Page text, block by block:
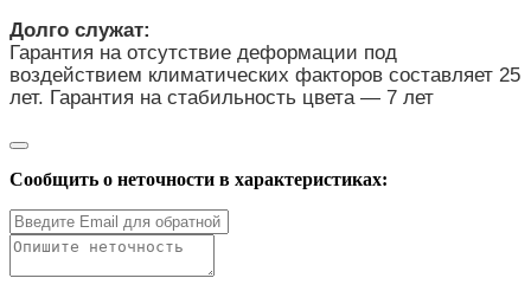
Долго служат:
Гарантия на отсутствие деформации под
воздействием климатических факторов составляет 25
лет. Гарантия на стабильность цвета — 7 лет
Сообщить о неточности в характеристиках: